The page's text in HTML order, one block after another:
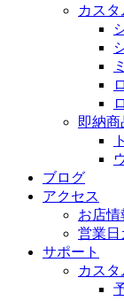
カス
即納商
ブログ
アクセス
お店情
営業日
サポート
カス